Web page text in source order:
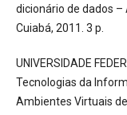
dicionário de dados
Cuiabá, 2011. 3 p.
UNIVERSIDADE
Tecnologias da
Ambientes Virtuais